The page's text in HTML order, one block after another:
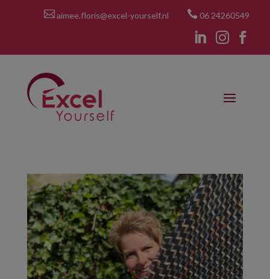
aimee.floris@excel-yourself.nl  06 24260549
  